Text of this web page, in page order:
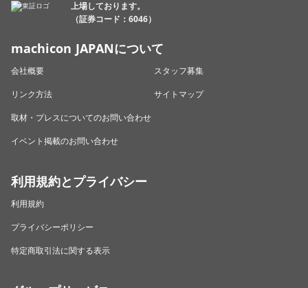
上場しております。
（証券コード：6046）
machicon JAPANについて
会社概要
スタッフ募集
リンク方法
サイトマップ
取材・プレスについてのお問い合わせ
イベント掲載のお問い合わせ
利用規約とプライバシー
利用規約
プライバシーポリシー
特定商取引法に関する表示